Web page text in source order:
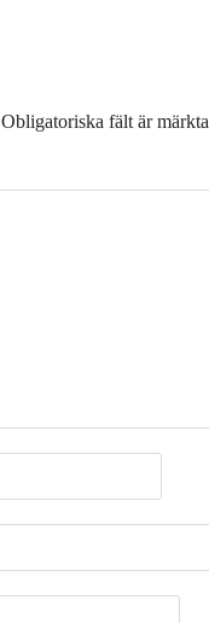
Obligatoriska fält är märkta